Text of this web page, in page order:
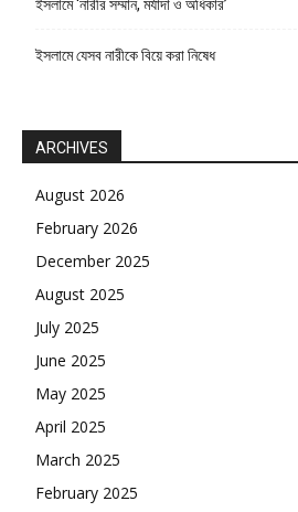
ইসলামে ‘নারীর সম্মান, মর্যাদা ও অধিকার’
ইসলামে যেসব নারীকে বিয়ে করা নিষেধ
ARCHIVES
August 2026
February 2026
December 2025
August 2025
July 2025
June 2025
May 2025
April 2025
March 2025
February 2025